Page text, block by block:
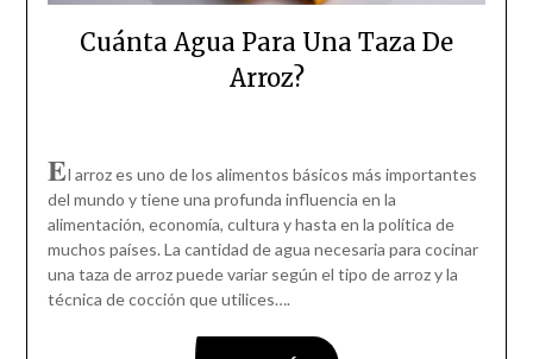
Cuánta Agua Para Una Taza De
Arroz?
El arroz es uno de los alimentos básicos más importantes
del mundo y tiene una profunda influencia en la
alimentación, economía, cultura y hasta en la política de
muchos países. La cantidad de agua necesaria para cocinar
una taza de arroz puede variar según el tipo de arroz y la
técnica de cocción que utilices….